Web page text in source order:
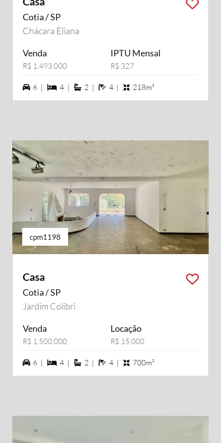
Cotia / SP
Chácara Eliana
Venda
R$ 1.493.000
IPTU Mensal
R$ 327
6 vagas na garagem
6 | 4 dormiórios
4 | 2 suítes
2 | 4 banheiros
4 | 218m²
cpm1198
Casa
Cotia / SP
Jardim Colibri
Venda
R$ 1.500.000
Locação
R$ 15.000
6 vagas na garagem
6 | 4 dormiórios
4 | 2 suítes
2 | 4 banheiros
4 | 700m²